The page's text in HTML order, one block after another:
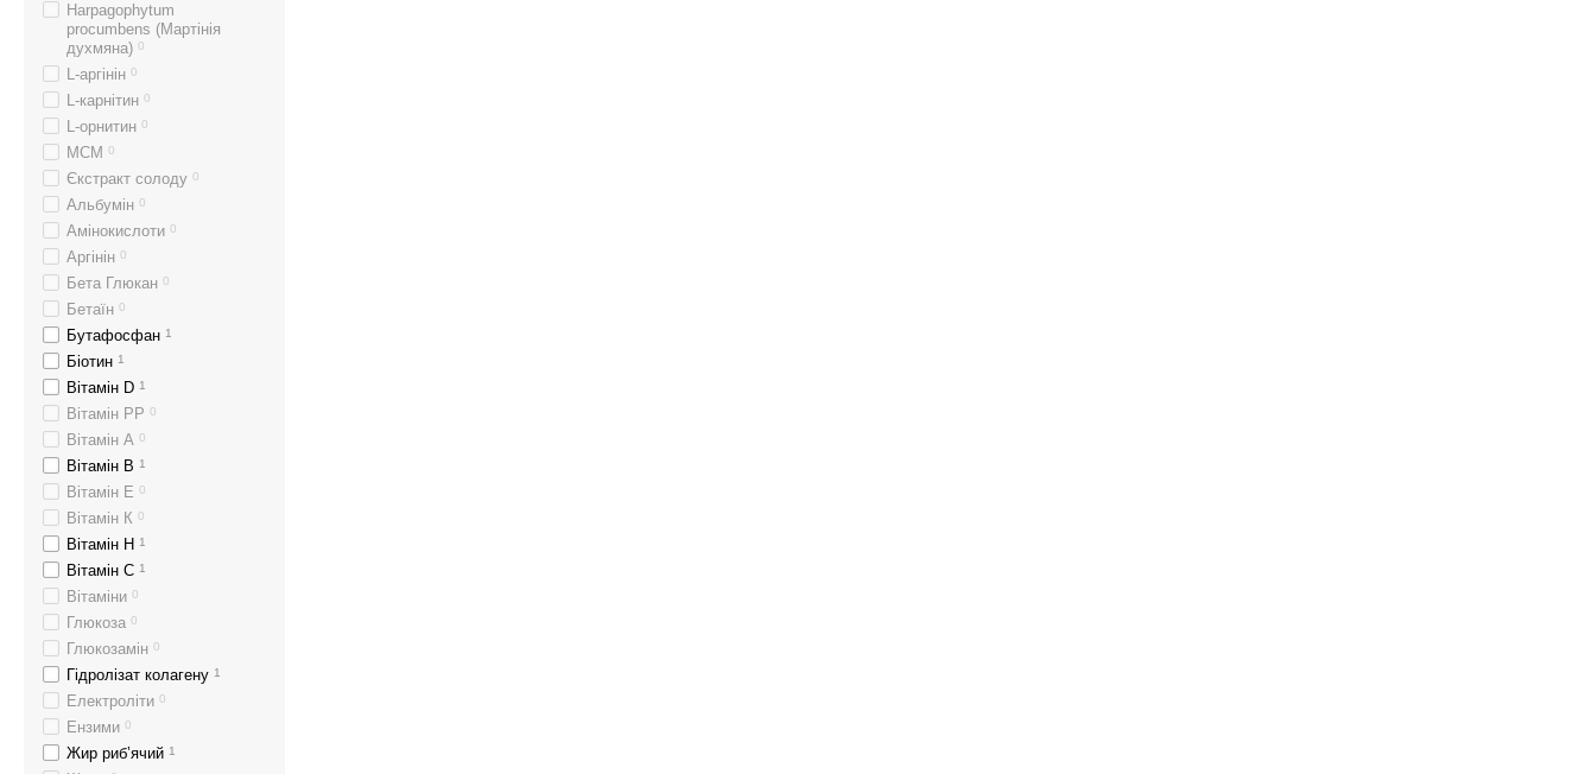
Harpagophytum
procumbens (Мартінія
духмяна) 0
L-аргінін 0
L-карнітин 0
L-орнитин 0
MCM 0
Єкстракт солоду 0
Альбумін 0
Амінокислоти 0
Аргінін 0
Бета Глюкан 0
Бетаїн 0
Бутафосфан 1
Біотин 1
Вітамін D 1
Вітамін PP 0
Вітамін А 0
Вітамін В 1
Вітамін Е 0
Вітамін К 0
Вітамін Н 1
Вітамін С 1
Вітаміни 0
Глюкоза 0
Глюкозамін 0
Гідролізат колагену 1
Електроліти 0
Ензими 0
Жир риб’ячий 1